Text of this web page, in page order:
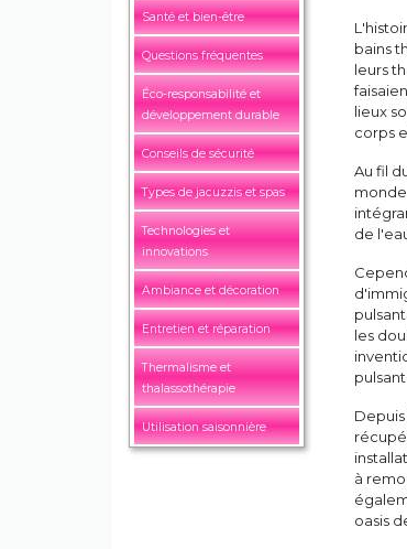
Santé et bien-être
Questions fréquentes
Éco-responsabilité et
développement durable
Conseils de sécurité
Types de jacuzzis et spas
Technologies et
innovations
Ambiance et décoration
Entretien et réparation
Thermalisme et
thalassothérapie
Utilisation saisonnière
bains
leurs
lieux
corps
Au fil
de
les
à
oasis